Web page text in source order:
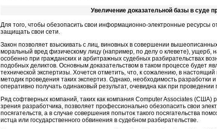
Увеличение доказательной базы в суде
Для того, чтобы обезопасить свои информационно-электронные ресурсы
защищать свои сети.
Закон позволяет взыскивать с лиц, виновных в совершении
моральный вред физическому лицу (например, по делу о клевете), ущерб,
особенно при гражданских и арбитражных судебных разбирательствах
подобных деликтов. Основным доказательством в таком процессе будет
технической экспертизы. Хочется отметить, что, к сожалению, в
методик проведения таких экспертиз. Однако, необходимость
оперативно получать одинаковый результат, очевидна как при
Ряд софтверных компаний, таких как компания Сomputer Associates (США)
зрения разработчика, позволяет профессионально обезопасить свои
посягательств, а в случае совершения попыток такого посягательства
истца или государственного обвинения в судебном разбирательстве.